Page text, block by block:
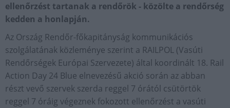
ellenőrzést tartanak a rendőrök - közölte a rendőrség
kedden a honlapján.
Az Ország Rendőr-főkapitányság kommunikációs
szolgálatának közleménye szerint a RAILPOL (Vasúti
Rendőrségek Európai Szervezete) által koordinált 18. Rail
Action Day 24 Blue elnevezésű akció során az abban
részt vevő szervek szerda reggel 7 órától csütörtök
reggel 7 óráig végeznek fokozott ellenőrzést a vasúti